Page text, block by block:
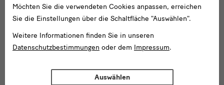
Möchten Sie die verwendeten Cookies anpassen, erreichen
Sie die Einstellungen über die Schaltfläche "Auswählen".
Weitere Informationen finden Sie in unseren
Datenschutzbestimmungen oder dem Impressum.
Auswählen
Social
und
Folgen Sie uns
Facebook
X YoutubeInstagram
SKD
Blog